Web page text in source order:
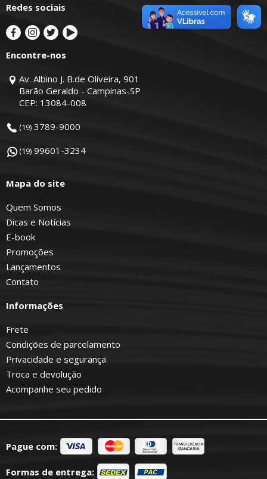
Redes sociais
Encontre-nos
Av. Albino J. B.de Oliveira, 901
Barão Geraldo - Campinas-SP
CEP: 13084-008
(19) 3789-9000
(19) 99601-3234
Mapa do site
Quem Somos
Dicas e Notícias
E-book
Promoções
Lançamentos
Contato
Informações
Frete
Condições de parcelamento
Privacidade e segurança
Troca e devolução
Acompanhe seu pedido
Pague com:
Formas de entrega: